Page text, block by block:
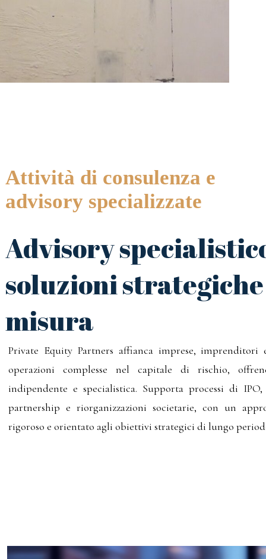
Attività di consulenza e
advisory specializzate
Advisory
soluzioni
misura
Private Equity Partners affianca imprese,
operazioni complesse nel capitale di rischio,
indipendente e specialistica. Supporta processi di
partnership e riorganizzazioni societarie, con un
rigoroso e orientato agli obiettivi strategici di lungo